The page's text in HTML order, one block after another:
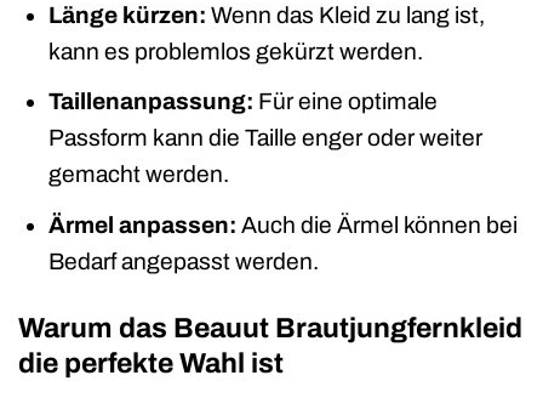
Länge kürzen: Wenn das Kleid zu lang ist,
kann es problemlos gekürzt werden.
Taillenanpassung: Für eine optimale
Passform kann die Taille enger oder weiter
gemacht werden.
Ärmel anpassen: Auch die Ärmel können bei
Bedarf angepasst werden.
Warum das Beauut Brautjungfernkleid
die perfekte Wahl ist